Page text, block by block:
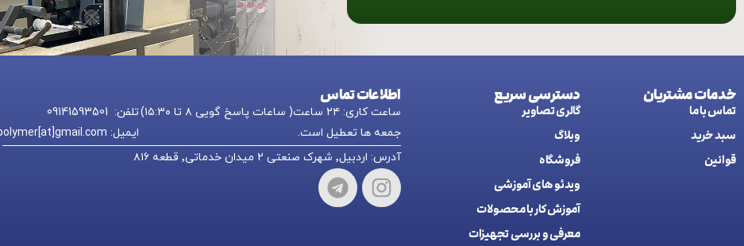
خدمات مشتریان
تماس با ما
سبد خرید
قوانین
دسترسی سریع
گالری تصاویر
وبلاگ
فروشگاه
ويدئو های آموزشی
آموزش کار با محصولات
معرفی و بررسی تجهیزات
اطلاعات تماس
ساعت کاری: ۲۴ ساعت( ساعات پاسخ گویی ۸ تا ۱۵:۳۰)
جمعه ها تعطیل است.
تلفن: 09141593501
ایمیل: nikkpolymer[at]gmail.com
آدرس: اردبیل٬ شهرک صنعتی ۲ میدان خدماتی٬ قطعه ۸۱۶